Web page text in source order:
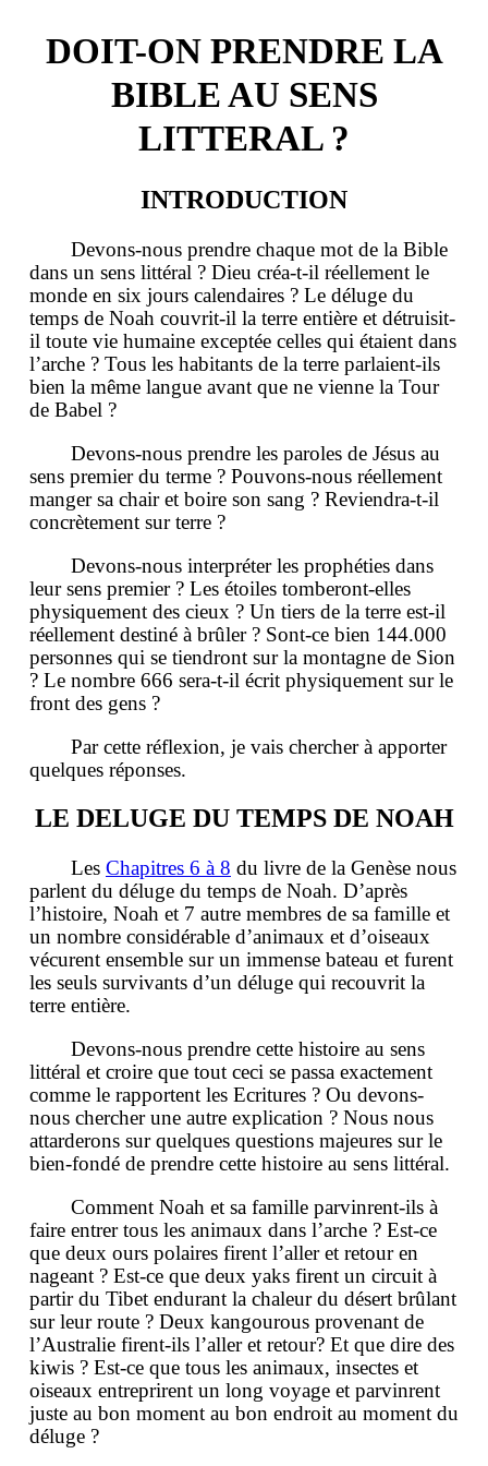
DOIT-ON PRENDRE LA
BIBLE AU SENS
LITTERAL ?
INTRODUCTION
Devons-nous prendre chaque mot de la Bible
dans un sens littéral ? Dieu créa-t-il réellement le
monde en six jours calendaires ? Le déluge du
temps de Noah couvrit-il la terre entière et détruisit-
il toute vie humaine exceptée celles qui étaient dans
l’arche ? Tous les habitants de la terre parlaient-ils
bien la même langue avant que ne vienne la Tour
de Babel ?
Devons-nous prendre les paroles de Jésus au
sens premier du terme ? Pouvons-nous réellement
manger sa chair et boire son sang ? Reviendra-t-il
concrètement sur terre ?
Devons-nous interpréter les prophéties dans
leur sens premier ? Les étoiles tomberont-elles
physiquement des cieux ? Un tiers de la terre est-il
réellement destiné à brûler ? Sont-ce bien 144.000
personnes qui se tiendront sur la montagne de Sion
? Le nombre 666 sera-t-il écrit physiquement sur le
front des gens ?
Par cette réflexion, je vais chercher à apporter
quelques réponses.
LE DELUGE DU TEMPS DE NOAH
Les Chapitres 6 à 8 du livre de la Genèse nous
parlent du déluge du temps de Noah. D’après
l’histoire, Noah et 7 autre membres de sa famille et
un nombre considérable d’animaux et d’oiseaux
vécurent ensemble sur un immense bateau et furent
les seuls survivants d’un déluge qui recouvrit la
terre entière.
Devons-nous prendre cette histoire au sens
littéral et croire que tout ceci se passa exactement
comme le rapportent les Ecritures ? Ou devons-
nous chercher une autre explication ? Nous nous
attarderons sur quelques questions majeures sur le
bien-fondé de prendre cette histoire au sens littéral.
Comment Noah et sa famille parvinrent-ils à
faire entrer tous les animaux dans l’arche ? Est-ce
que deux ours polaires firent l’aller et retour en
nageant ? Est-ce que deux yaks firent un circuit à
partir du Tibet endurant la chaleur du désert brûlant
sur leur route ? Deux kangourous provenant de
l’Australie firent-ils l’aller et retour? Et que dire des
kiwis ? Est-ce que tous les animaux, insectes et
oiseaux entreprirent un long voyage et parvinrent
juste au bon moment au bon endroit au moment du
déluge ?